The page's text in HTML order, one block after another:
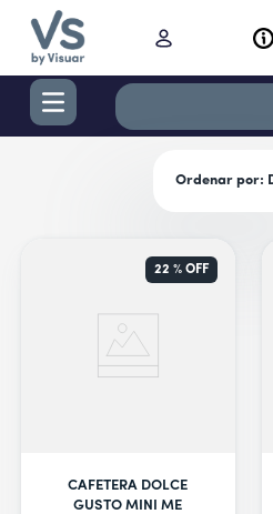
Ordenar por
CAFETERA DOLCE
GUSTO MINI ME
22 %OFF
cocina
aire acondicionado
freidora
9.
secarropas